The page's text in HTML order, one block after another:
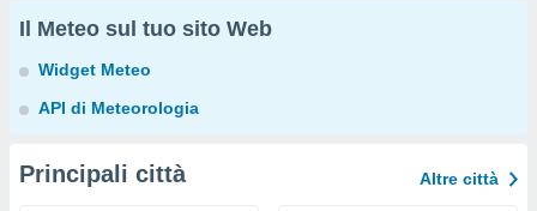
Il Meteo sul tuo sito Web
Widget Meteo
API di Meteorologia
Principali città Altre città